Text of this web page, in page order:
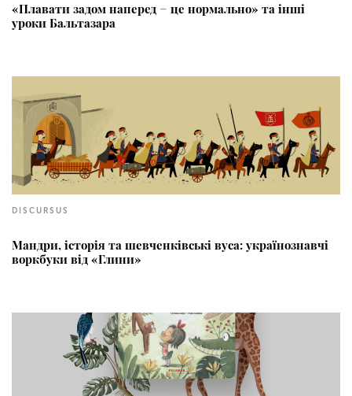
«Плавати задом наперед − це нормально» та інші
уроки Бальтазара
DISCURSUS
Мандри, історія та шевченківські вуса: українознавчі
воркбуки від «Глини»